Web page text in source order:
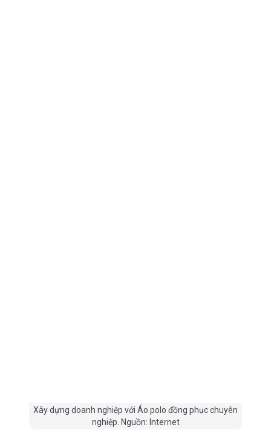
Xây dựng doanh nghiệp với Áo polo đồng phục chuyên
nghiệp. Nguồn: Internet